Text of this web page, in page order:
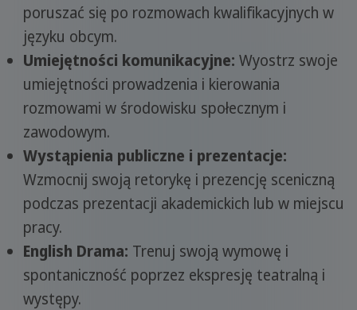
poruszać się po rozmowach kwalifikacyjnych w
języku obcym.
Umiejętności komunikacyjne: Wyostrz swoje
umiejętności prowadzenia i kierowania
rozmowami w środowisku społecznym i
zawodowym.
Wystąpienia publiczne i prezentacje:
Wzmocnij swoją retorykę i prezencję sceniczną
podczas prezentacji akademickich lub w miejscu
pracy.
English Drama: Trenuj swoją wymowę i
spontaniczność poprzez ekspresję teatralną i
występy.